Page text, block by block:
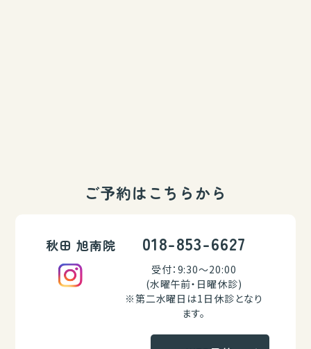
ご予約はこちらから
秋田 旭南院 018-853-6627
受付：9:30～20:00
(水曜午前・日曜休診)
※第二水曜日は1日休診となり
ます。